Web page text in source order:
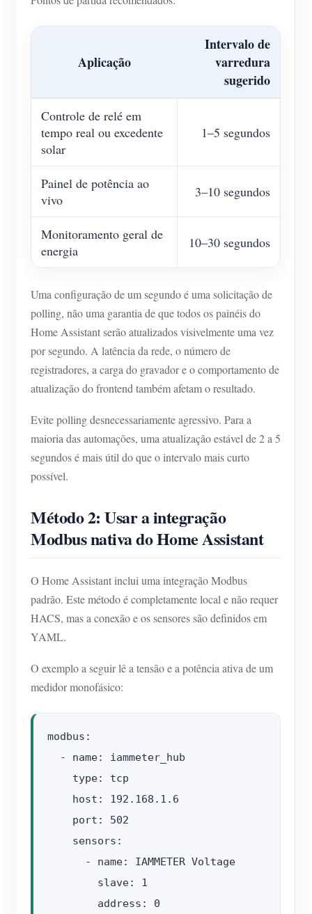
Aplicação
Intervalo de
varredura
sugerido
Controle de relé em
tempo real ou excedente
solar
1–5 segundos
Painel de potência ao
vivo
3–10 segundos
Monitoramento geral de
energia
10–30 segundos
Uma configuração de um segundo é uma solicitação de
polling, não uma garantia de que todos os painéis do
Home Assistant serão atualizados visivelmente uma vez
por segundo. A latência da rede, o número de
registradores, a carga do gravador e o comportamento de
atualização do frontend também afetam o resultado.
Evite polling desnecessariamente agressivo. Para a
maioria das automações, uma atualização estável de 2 a 5
segundos é mais útil do que o intervalo mais curto
possível.
Método 2: Usar a integração
Modbus nativa do Home Assistant
O Home Assistant inclui uma integração Modbus
padrão. Este método é completamente local e não requer
HACS, mas a conexão e os sensores são definidos em
YAML.
O exemplo a seguir lê a tensão e a potência ativa de um
medidor monofásico:
modbus:
  - name: iammeter_hub
    type: tcp
    host: 192.168.1.6
    port: 502
    sensors:
      - name: IAMMETER Voltage
        slave: 1
        address: 0